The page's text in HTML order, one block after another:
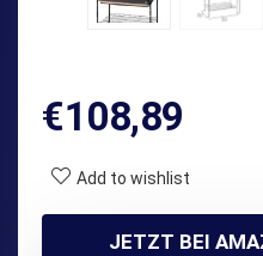
€108,89
Add to wishlist
JETZT BEI